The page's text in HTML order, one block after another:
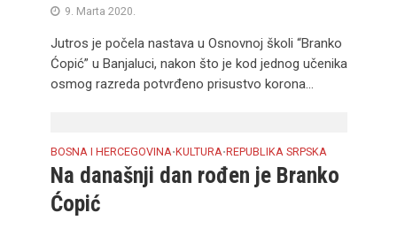
9. Marta 2020.
Jutros je počela nastava u Osnovnoj školi “Branko
Ćopić” u Banjaluci, nakon što je kod jednog učenika
osmog razreda potvrđeno prisustvo korona...
BOSNA I HERCEGOVINA•KULTURA•REPUBLIKA SRPSKA
Na današnji dan rođen je Branko
Ćopić